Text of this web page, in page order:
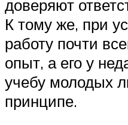
доверяют
К тому же, при
работу почти
опыт, а его у
учебу молодых
принципе.